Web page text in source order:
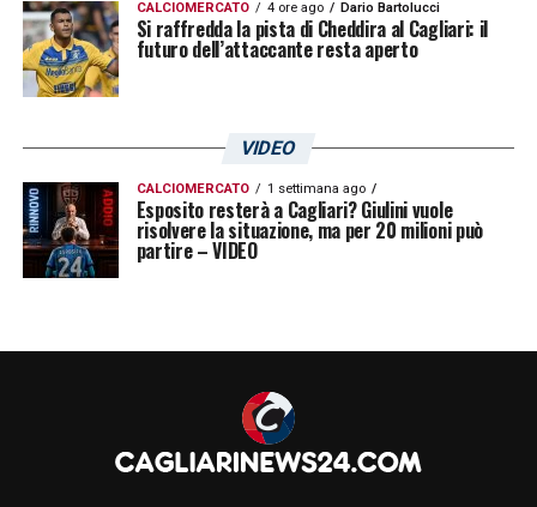
CALCIOMERCATO 4 ore ago Dario Bartolucci
Si raffredda la pista di Cheddira al Cagliari: il
futuro dell’attaccante resta aperto
VIDEO
CALCIOMERCATO 1 settimana ago
Esposito resterà a Cagliari? Giulini vuole
risolvere la situazione, ma per 20 milioni può
partire – VIDEO